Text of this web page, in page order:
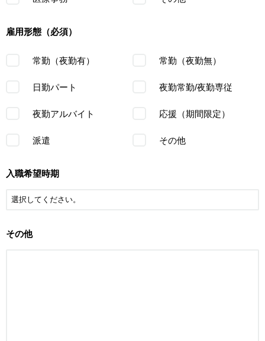
雇用形態（必須）
常勤（夜勤有） 常勤（夜勤無）
日勤パート 夜勤常勤/夜勤専従
夜勤アルバイト 応援（期間限定）
派遣 その他
入職希望時期
その他